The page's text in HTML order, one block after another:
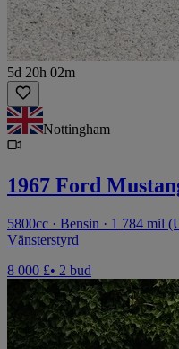
5d 20h 02m
Nottingham
1967 Ford
5800cc · Bensin · 1 784 mil
Vänsterstyrd
8 000 £• 2 bud